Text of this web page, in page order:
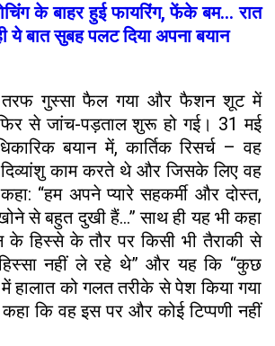
के बाहर हुई फायरिंग, फेंके बम... रात
बात सुबह पलट दिया अपना बयान
गुस्सा फैल गया और फैशन शूट में
फिर से जांच-पड़ताल शुरू हो गई। 31 मई
बयान में, कार्तिक रिसर्च – वह
काम करते थे और जिसके लिए वह
“हम अपने प्यारे सहकर्मी और दोस्त,
से बहुत दुखी हैं…” साथ ही यह भी कहा
के हिस्से के तौर पर किसी भी तैराकी से
हिस्सा नहीं ले रहे थे” और यह कि “कुछ
में हालात को गलत तरीके से पेश किया गया
कि वह इस पर और कोई टिप्पणी नहीं